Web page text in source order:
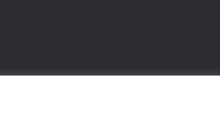
ะปิ กรุงเทพมหานคร 10240